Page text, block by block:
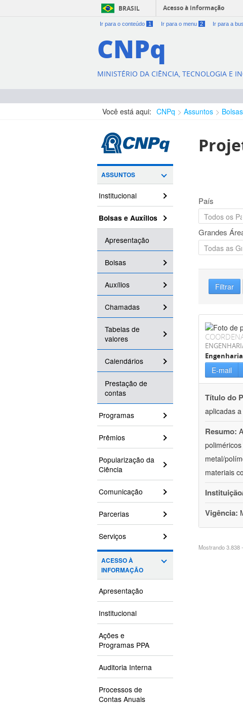
BRASIL Acesso à informação
Ir para o conteúdo 1 Ir para o menu 2 Ir para a
CNPq
MINISTÉRIO DA CIÊNCIA, TECNOLOGIA E
Você está aqui: CNPq Assuntos
ASSUNTOS
Institucional
Bolsas e Auxílios
Apresentação
Bolsas
Auxílios
Chamadas
Tabelas de
valores
Calendários
Prestação de
contas
Programas
Prêmios
Popularização da
Ciência
Comunicação
Parcerias
Serviços
ACESSO À
INFORMAÇÃO
Apresentação
Institucional
Ações e
Programas PPA
Auditoria Interna
Processos de
Contas Anuais
País
Grandes
Filtrar
E-mail
Título do
aplicadas
Resumo:
metal/
materiais
Vigência:
Mostrando 3.838